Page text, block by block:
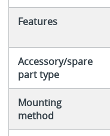
Features
Accessory/spare
part type
Mounting
method